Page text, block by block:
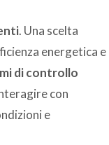
. Una scelta
energetica e
di controllo
con
e